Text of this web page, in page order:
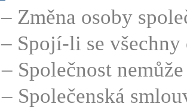
– Změna osoby
– Spojí-li se všechny
– Společnost
– Společenská